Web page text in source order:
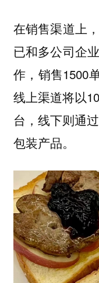
在销售渠道上
已和多公司企
作，销售1500
线上渠道将以
台，线下则通
包装产品。